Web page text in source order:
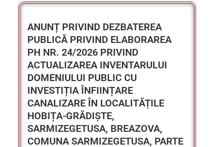
PUBLICĂ PRIVIND ELABORAREA
PH NR. 24/2026 PRIVIND
ACTUALIZAREA INVENTARULUI
DOMENIULUI PUBLIC CU
INVESTIȚIA ÎNFIINȚARE
CANALIZARE ÎN LOCALITĂȚILE
HOBIȚA-GRĂDIȘTE,
SARMIZEGETUSA, BREAZOVA,
COMUNA SARMIZEGETUSA, PARTE
I
CITEȘTE ANUNȚUL